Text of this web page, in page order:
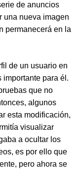
de anuncios
una nueva imagen
permanecerá en la
de un usuario en
importante para él.
que no
algunos
esta modificación,
visualizar
a ocultar los
es por ello que
pero ahora se